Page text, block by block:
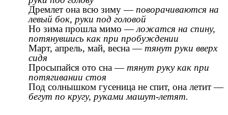
Дремлет она всю зиму — поворачиваются на
левый бок, руки под головой
Но зима прошла мимо —ложатся на спину,
потянувшись как при пробуждении
Март, апрель, май, весна — тянут руки вверх
сидя
Просыпайся ото сна — тянут руку как при
потягивании стоя
Под солнышком гусеница не спит, она летит —
бегут по кругу, руками машут-летят.